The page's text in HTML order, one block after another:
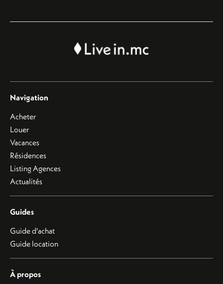
Navigation
Acheter
Louer
Vacances
Résidences
Listing Agences
Actualités
Guides
Guide d'achat
Guide location
À propos